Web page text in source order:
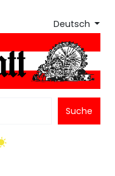
Deutsch
Suche